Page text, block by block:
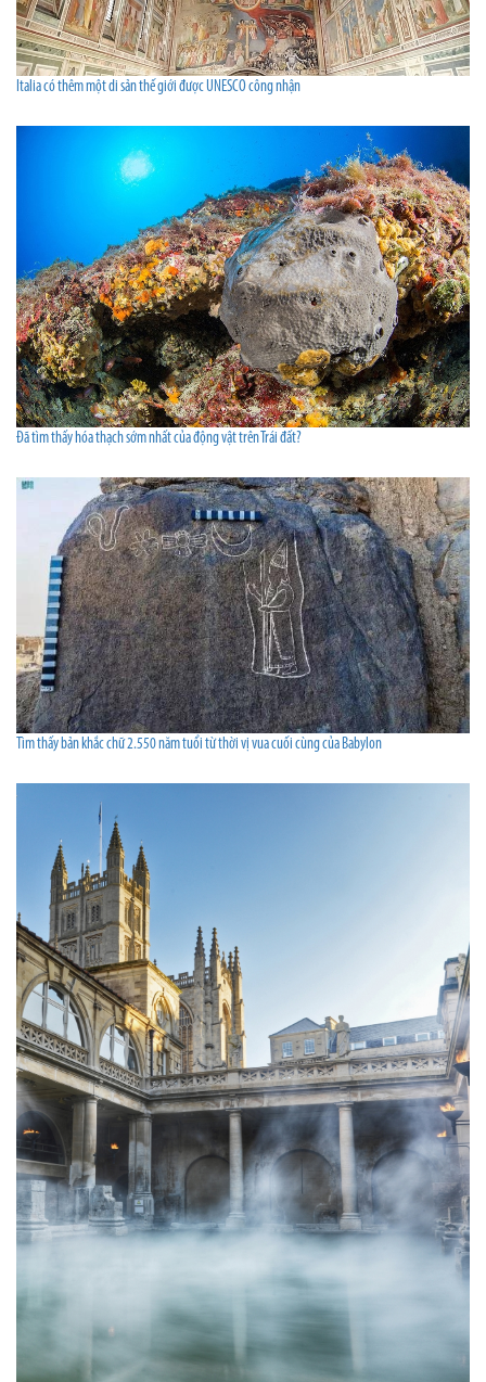
Italia có thêm một di sản thế giới được UNESCO công nhận
Đã tìm thấy hóa thạch sớm nhất của động vật trên Trái đất?
Tìm thấy bản khắc chữ 2.550 năm tuổi từ thời vị vua cuối cùng của Babylon